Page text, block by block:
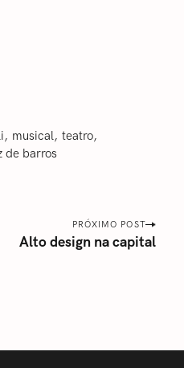
musical ‎teatro
de barros
PRÓXIMO POST
Alto design na capital